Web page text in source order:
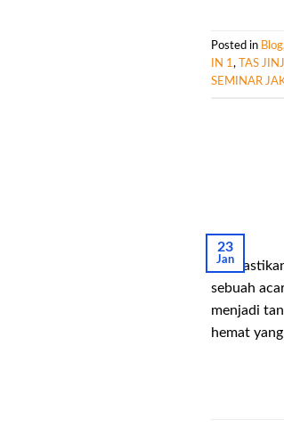
Posted in Blog
IN 1 , TAS
SEMINAR
23
Jan
sebuah
menjadi
hemat